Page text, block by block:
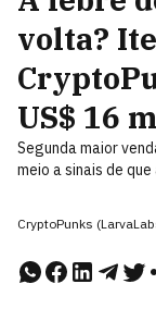
volta?
US$ 16
Segunda maior
meio a sinais de
CryptoPunks